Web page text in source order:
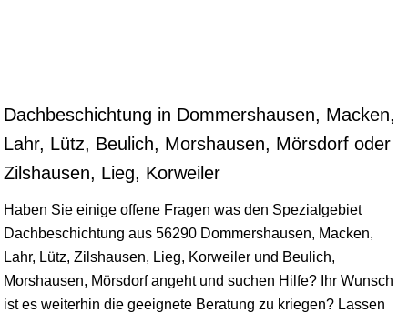
Dachbeschichtung in Dommershausen, Macken,
Lahr, Lütz, Beulich, Morshausen, Mörsdorf oder
Zilshausen, Lieg, Korweiler
Haben Sie einige offene Fragen was den Spezialgebiet
Dachbeschichtung aus 56290 Dommershausen, Macken,
Lahr, Lütz, Zilshausen, Lieg, Korweiler und Beulich,
Morshausen, Mörsdorf angeht und suchen Hilfe? Ihr Wunsch
ist es weiterhin die geeignete Beratung zu kriegen? Lassen